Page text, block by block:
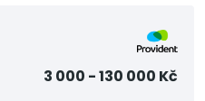
3 000 - 130 000 Kč